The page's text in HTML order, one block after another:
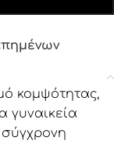
κομψότητας,
γυναικεία
σύγχρονη